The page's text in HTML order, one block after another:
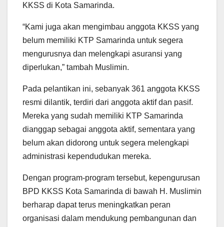
KKSS di Kota Samarinda.
“Kami juga akan mengimbau anggota KKSS yang
belum memiliki KTP Samarinda untuk segera
mengurusnya dan melengkapi asuransi yang
diperlukan,” tambah Muslimin.
Pada pelantikan ini, sebanyak 361 anggota KKSS
resmi dilantik, terdiri dari anggota aktif dan pasif.
Mereka yang sudah memiliki KTP Samarinda
dianggap sebagai anggota aktif, sementara yang
belum akan didorong untuk segera melengkapi
administrasi kependudukan mereka.
Dengan program-program tersebut, kepengurusan
BPD KKSS Kota Samarinda di bawah H. Muslimin
berharap dapat terus meningkatkan peran
organisasi dalam mendukung pembangunan dan